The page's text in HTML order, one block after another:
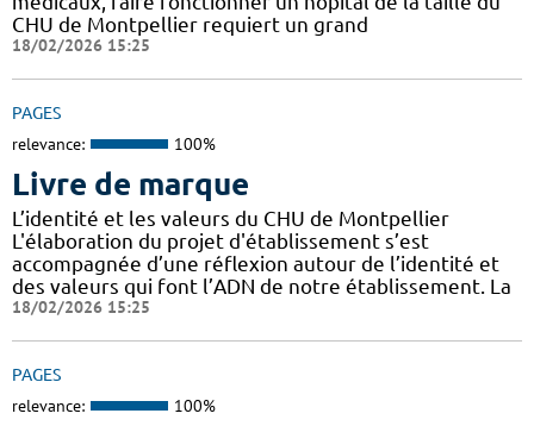
CHU de Montpellier requiert un grand
18/02/2026 15:25
PAGES
relevance: 100%
Livre de marque
L’identité et les valeurs du CHU de Montpellier
L'élaboration du projet d'établissement s’est
accompagnée d’une réflexion autour de l’identité et
des valeurs qui font l’ADN de notre établissement. La
18/02/2026 15:25
PAGES
relevance: 100%